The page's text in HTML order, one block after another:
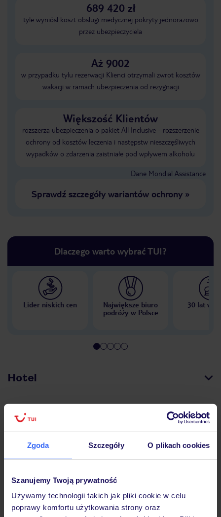
Zgoda Szczegóły O plikach cookies
Szanujemy Twoją prywatność
Używamy technologii takich jak pliki cookie w celu
poprawy komfortu użytkowania strony oraz
689 420 zł
tyle wyniósł koszt obsługi medycznej pokryty jednorazowo
przez ubezpieczyciela
Aż 9002
w przypadku tylu rezerwacji Klienci otrzymali zwrot kosztów
wakacji w ramach ubezpieczenia od rezygnacji
Większość Klientów
rozszerza ubezpieczenia o pakiet All Inclusive - rozszerzenie
ochrony od kosztów leczenia i następstw nieszczęśliwych
wypadków o zdarzenia zaistniałe pod wpływem alkoholu
Dane Mondial Assistance
Sprawdź szczegóły wariantów ochrony»
Dlaczego warto wybrać TUI?
Lider niskich cen
Największe biuro
podróży w Polsce
30 lat w
Hotel
Opinie
Pokoje
Wyżywienie